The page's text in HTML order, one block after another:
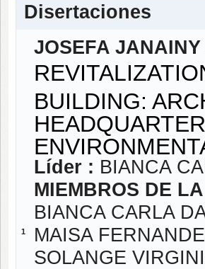
Disertaciones
1
JOSEFA
BUILDING:
Líder : BIANCA
MIEMBROS DE
BIANCA CARLA
MAISA
SOLANGE